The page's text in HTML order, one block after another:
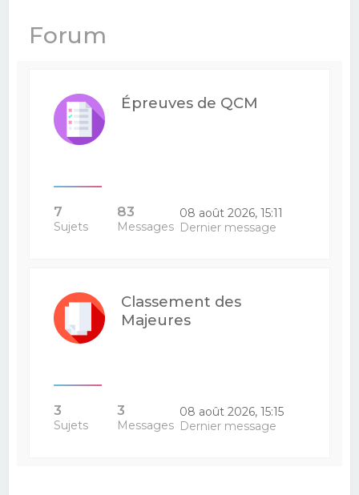
Forum
Épreuves de QCM
7
Sujets
83
Messages
08 août 2026, 15:11
Dernier message
Classement des
Majeures
3
Sujets
3
Messages
08 août 2026, 15:15
Dernier message